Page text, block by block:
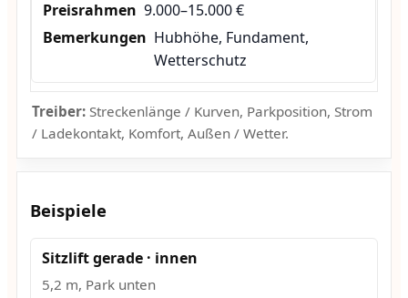
9.000–15.000 €
Hubhöhe, Fundament,
Wetterschutz
Treiber:Streckenlänge / Kurven, Parkposition, Strom
/ Ladekontakt, Komfort, Außen / Wetter.
Beispiele
Sitzlift gerade · innen
5,2 m, Park unten